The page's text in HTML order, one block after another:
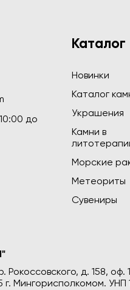
до
Каталог
Новинки
Каталог
Украшения
Камни в
Морские
Метеориты
Сувениры
Рокоссовского, д. 158, оф.
Мингорисполкомом. УНП